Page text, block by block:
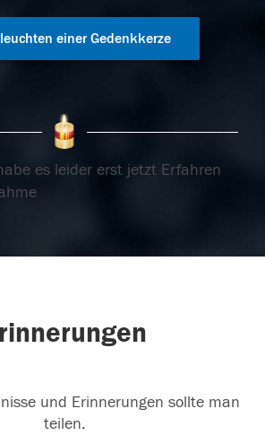
einer Gedenkkerze
es leider erst jetzt Erfahren
und Erinnerungen sollte man
teilen.